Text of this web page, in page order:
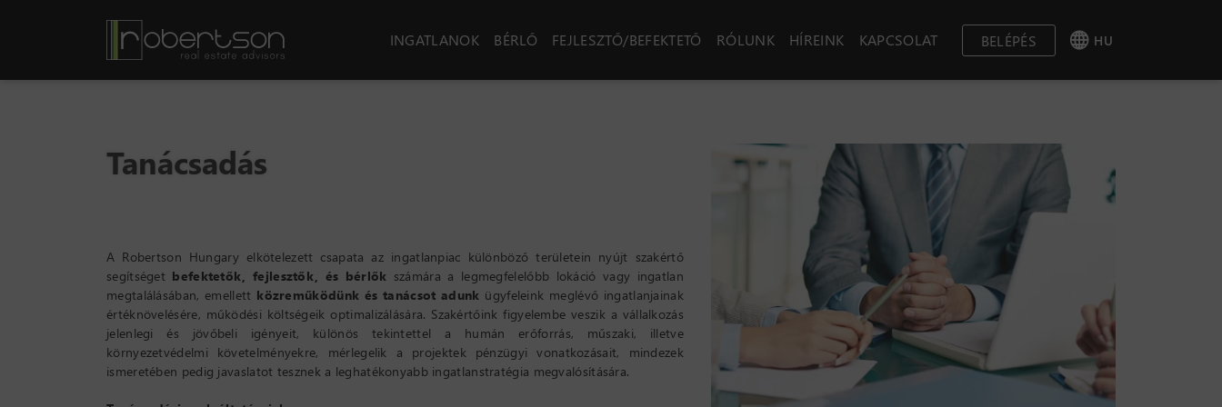
INGATLANOK BÉRLŐ FEJLESZTŐ/BEFEKTETŐ RÓLUNK HÍREINK KAPCSOLAT BELÉPÉS HU
Tanácsadás
A Robertson Hungary elkötelezett csapata az ingatlanpiac különböző területein nyújt szakértő
segítséget befektetők, fejlesztők, és bérlők számára a legmegfelelőbb lokáció vagy ingatlan
megtalálásában, emellett közreműködünk és tanácsot adunk ügyfeleink meglévő ingatlanjainak
értéknövelésére, működési költségeik optimalizálására. Szakértőink figyelembe veszik a vállalkozás
jelenlegi és jövőbeli igényeit, különös tekintettel a humán erőforrás, műszaki, illetve
környezetvédelmi követelményekre, mérlegelik a projektek pénzügyi vonatkozásait, mindezek
ismeretében pedig javaslatot tesznek a leghatékonyabb ingatlanstratégia megvalósítására.